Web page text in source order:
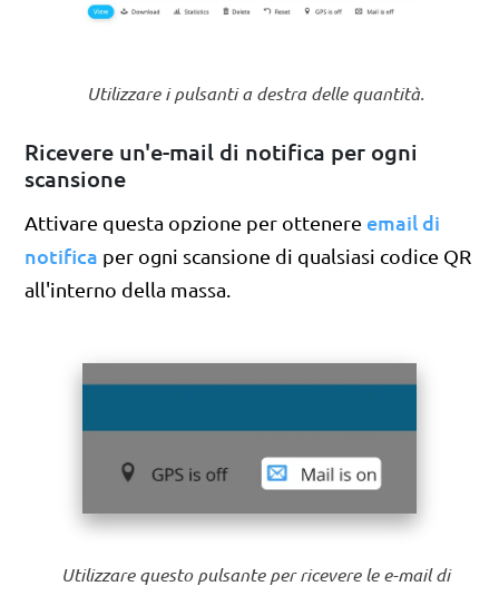
Utilizzare i pulsanti a destra delle quantità.
Ricevere un'e-mail di notifica per ogni
scansione
Attivare questa opzione per ottenere email di
notifica per ogni scansione di qualsiasi codice QR
all'interno della massa.
Utilizzare questo pulsante per ricevere le e-mail di